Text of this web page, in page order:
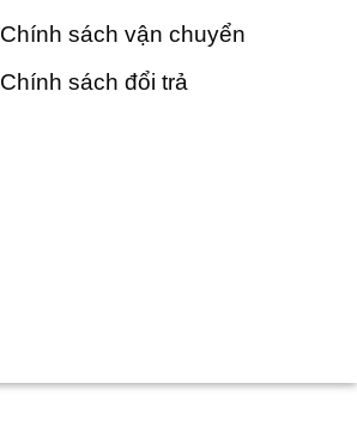
Chính sách vận chuyển
Chính sách đổi trả